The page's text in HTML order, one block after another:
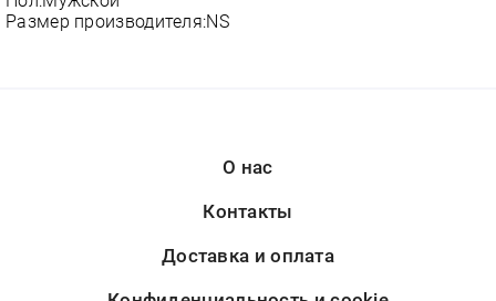
Размер производителя:NS
О нас
Контакты
Доставка и оплата